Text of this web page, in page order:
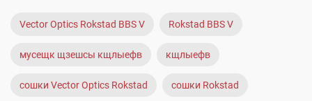
Vector Optics Rokstad BBS V Rokstad BBS V
мусещк щзешсы кщлыефв кщлыефв
сошки Vector Optics Rokstad сошки Rokstad